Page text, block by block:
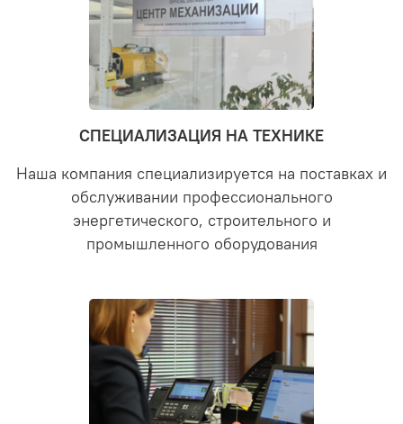
СПЕЦИАЛИЗАЦИЯ НА ТЕХНИКЕ
Наша компания специализируется на поставках и
обслуживании профессионального
энергетического, строительного и
промышленного оборудования